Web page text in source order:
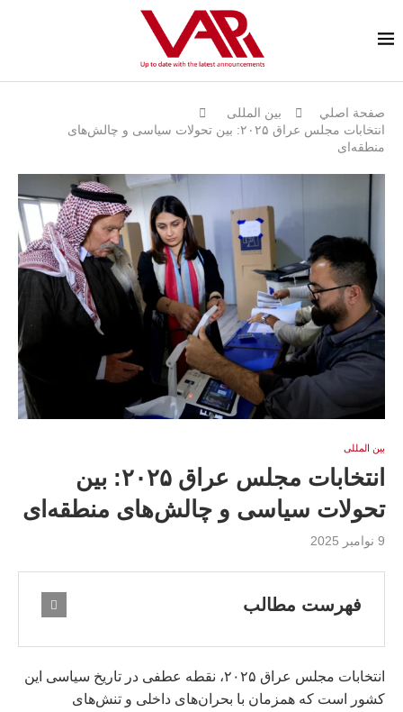
صفحة اصلي
بين المللى
انتخابات مجلس عراق ۲۰۲۵: بین تحولات سیاسی و چالش‌های
منطقه‌ای
بين المللى
انتخابات مجلس عراق ۲۰۲۵: بین
تحولات سیاسی و چالش‌های منطقه‌ای
9 نوامبر 2025
فهرست مطالب
انتخابات مجلس عراق ۲۰۲۵، نقطه عطفی در تاریخ سیاسی این
کشور است که همزمان با بحران‌های داخلی و تنش‌های